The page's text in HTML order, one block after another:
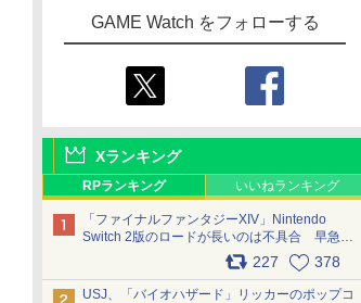
GAME Watch をフォローする
Xランキング
RPランキング いいねランキング
「ファイナルファンタジーXIV」Nintendo
Switch 2版のロードが長いのは不具合 早急に
アップデートできるよう対応中227 378
USJ、「バイオハザード」リッカーのポップコ